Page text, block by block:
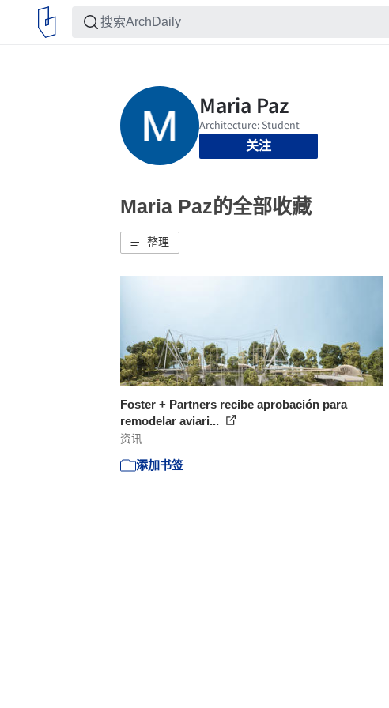
关注
Maria Paz的全部收藏
整理
Foster + Partners recibe aprobación para
remodelar aviari...
资讯
添加书签